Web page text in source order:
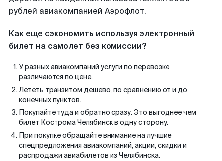
рублей авиакомпанией Аэрофлот.
Как еще сэкономить используя электронный
билет на самолет без комиссии?
У разных авиакомпаний услуги по перевозке
различаются по цене.
Лететь транзитом дешево, по сравнению от и до
конечных пунктов.
Покупайте туда и обратно сразу. Это выгоднее чем
билет Кострома Челябинск в одну сторону.
При покупке обращайте внимание на лучшие
спецпредложения авиакомпаний, акции, скидки и
распродажи авиабилетов из Челябинска.